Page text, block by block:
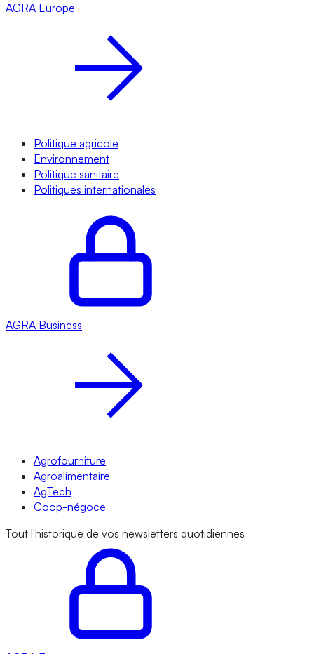
AGRA Europe
Politique agricole
Environnement
Politique sanitaire
Politiques internationales
AGRA Business
Agrofourniture
Agroalimentaire
AgTech
Coop-négoce
Tout l'historique de vos newsletters quotidiennes